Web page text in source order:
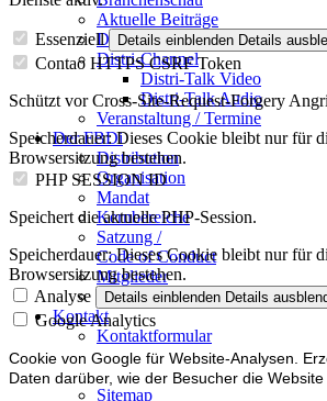
Aktuelle Beiträge
Dossier – 20 Jahre FBDi
Distri-Channel
Distri-Talk Video
Distri-Talk Audio
Veranstaltung / Termine
Der FBDi
Distribution
Organisation
Mandat
Kernbereiche
Satzung /
Code of Conduct
Mitglieder
Mitglied werden
Kontakt
Kontaktformular
Impressum
Datenschutz
Sitemap
Essenziell Details einblenden Details
Contao HTTPS CSRF Token
Schützt vor Cross-Site-Request-Forgery
Speicherdauer:Dieses Cookie bleibt nur für
Browsersitzung bestehen.
PHP SESSION ID
Speichert die aktuelle PHP-Session.
Speicherdauer:Dieses Cookie bleibt nur für
Browsersitzung bestehen.
Analyse
Details einblenden Details
Google Analytics
Cookie von Google für Website-Analysen.
Daten darüber, wie der Besucher die Website